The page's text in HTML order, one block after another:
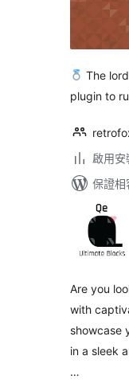
The
plugin to
啟用
保證
Are you
with
showcase
in a sleek
…